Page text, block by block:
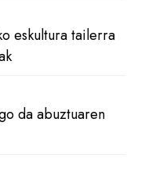
eskultura tailerra
da abuztuaren